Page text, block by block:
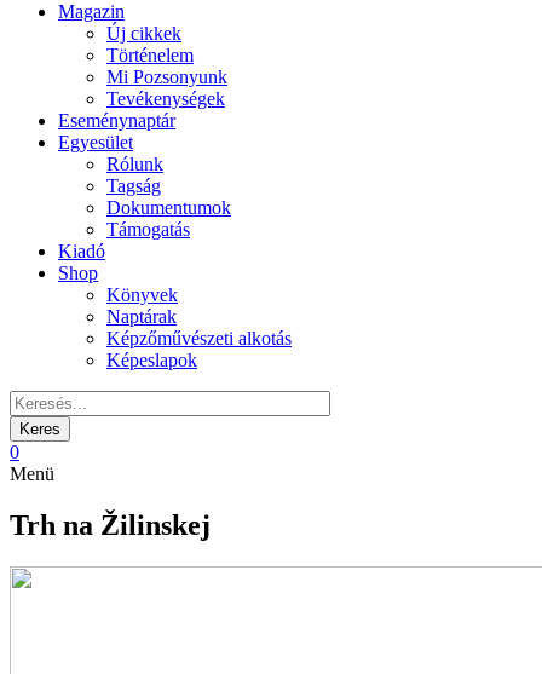
Magazin
Új cikkek
Történelem
Mi Pozsonyunk
Tevékenységek
Eseménynaptár
Egyesület
Rólunk
Tagság
Dokumentumok
Támogatás
Kiadó
Shop
Könyvek
Naptárak
Képzőművészeti alkotás
Képeslapok
0
Menü
Trh na Žilinskej